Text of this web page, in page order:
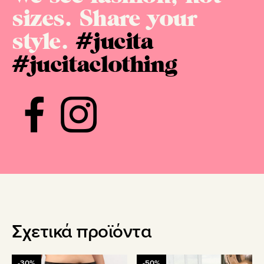
sizes. Share your
style.#jucita
#jucitaclothing
Σχετικά προϊόντα
Αυτό
Αυτό